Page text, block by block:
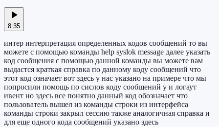
8:35
интер интерпретация определенных кодов сообщений то вы
можете с помощью команды help syslok message далее указать
код сообщения с помощью данной команды вы можете вам
выдастся краткая справка по данному коду сообщений что
этот код означает вот здесь у нас указано на примере что мы
попросили помощь по сислов коду сообщений у и логаут
ивент но здесь все понятно данный код обозначает что
пользователь вышел из команды строки из интерфейса
команды строки закрыл сессию также аналогичная справка и
для еще одного кода сообщений указано здесь